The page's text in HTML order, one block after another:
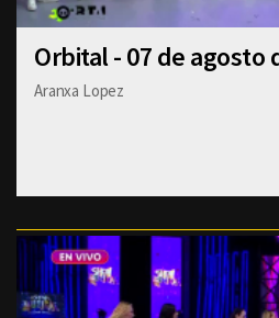
Orbital - 07 de agosto
Aranxa Lopez